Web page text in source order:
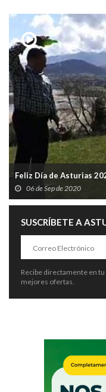
Feliz Día de Asturias
06 de Sep de 2020
SUSCRÍBETE A
Recibe directamente en
mejores ofertas.